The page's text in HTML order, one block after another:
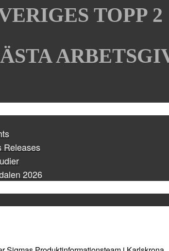
TOPP 2
Releases
2026